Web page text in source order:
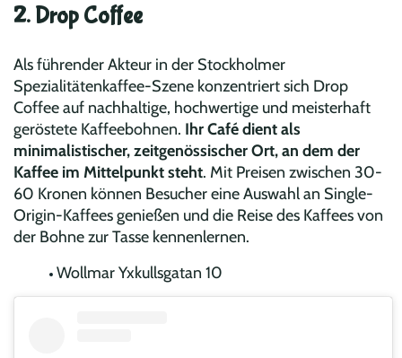
2. Drop Coffee
Als führender Akteur in der Stockholmer
Spezialitätenkaffee-Szene konzentriert sich Drop
Coffee auf nachhaltige, hochwertige und meisterhaft
geröstete Kaffeebohnen. Ihr Café dient als
minimalistischer, zeitgenössischer Ort, an dem der
Kaffee im Mittelpunkt steht. Mit Preisen zwischen 30-
60 Kronen können Besucher eine Auswahl an Single-
Origin-Kaffees genießen und die Reise des Kaffees von
der Bohne zur Tasse kennenlernen.
Wollmar Yxkullsgatan 10